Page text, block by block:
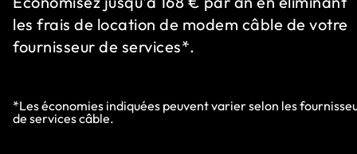
les frais de location de modem câble de votre
fournisseur de services*.
*Les économies indiquées peuvent varier selon les
de services câble.